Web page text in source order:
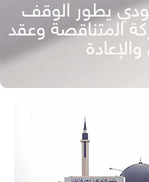
ﯾطور اﻟوﻗف
اﻟﻣﺗﻧﺎﻗﺻﺔ وﻋﻘد
واﻹﻋﺎدة